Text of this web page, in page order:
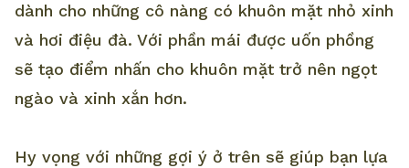
dành cho những cô nàng có khuôn mặt nhỏ xinh
và hơi điệu đà. Với phần mái được uốn phồng
sẽ tạo điểm nhấn cho khuôn mặt trở nên ngọt
ngào và xinh xắn hơn.
Hy vọng với những gợi ý ở trên sẽ giúp bạn lựa